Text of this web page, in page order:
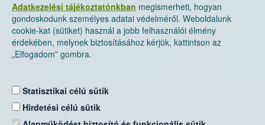
Adatkezelési tájékoztatónkban megismerheti, hogyan
gondoskodunk személyes adatai védelméről. Weboldalunk
cookie-kat (sütiket) használ a jobb felhasználói élmény
érdekében, melynek biztosításához kérjük, kattintson az
„Elfogadom” gombra.
Statisztikai célú sütik
Hirdetési célú sütikNemzeti Élelmiszerlánc-biztonsági Hivatal